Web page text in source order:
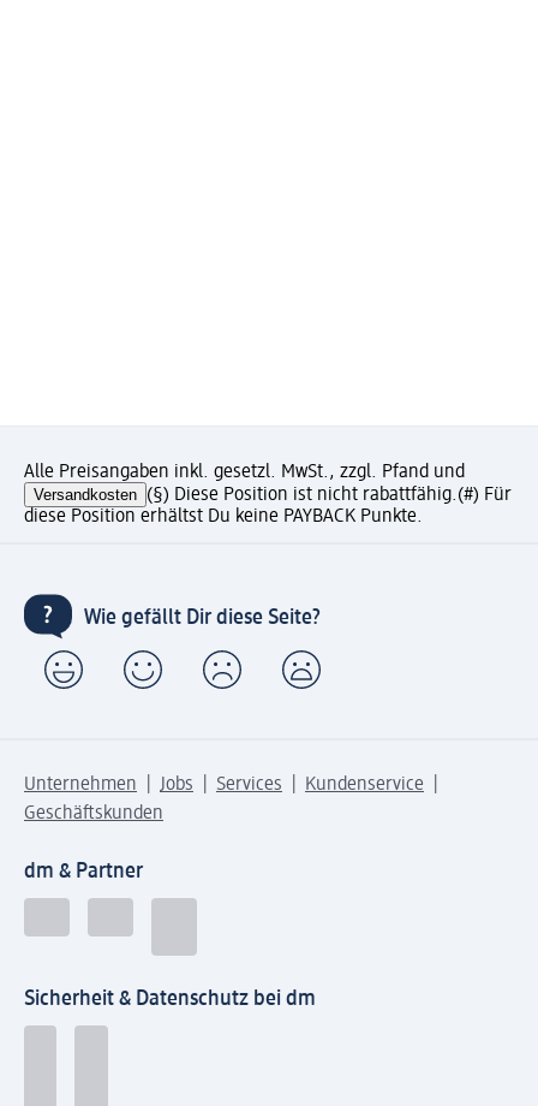
Alle Preisangaben inkl. gesetzl. MwSt., zzgl. Pfand und
Versandkosten (§) Diese Position ist nicht rabattfähig.(#) Für
diese Position erhältst Du keine PAYBACK Punkte.
Wie gefällt Dir diese Seite?
Unternehmen Jobs Services
Kundenservice
Geschäftskunden
dm & Partner
Sicherheit & Datenschutz bei dm